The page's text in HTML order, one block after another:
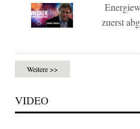
zuerst
Weitere >>
VIDEO